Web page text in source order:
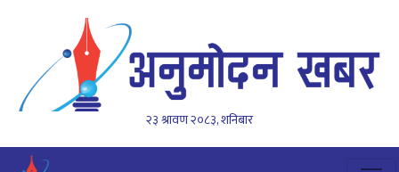
२३ श्रावण २०८३, शनिबार